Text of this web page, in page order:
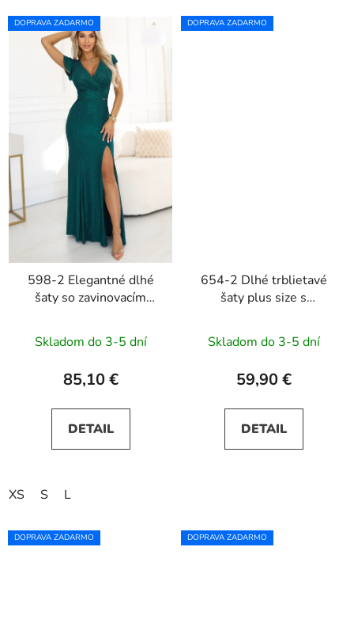
DOPRAVA ZADARMO
598-2 Elegantné dlhé
šaty so zavinovacím
zelené s trblietkami
Skladom do 3-5 dní
85,10 €
DETAIL
XS S L
DOPRAVA ZADARMO
654-2 Dlhé trblietavé
šaty plus size s
priesvitnými rukávmi -
béžové
Skladom do 3-5 dní
59,90 €
DETAIL
DOPRAVA ZADARMO DOPRAVA ZADARMO